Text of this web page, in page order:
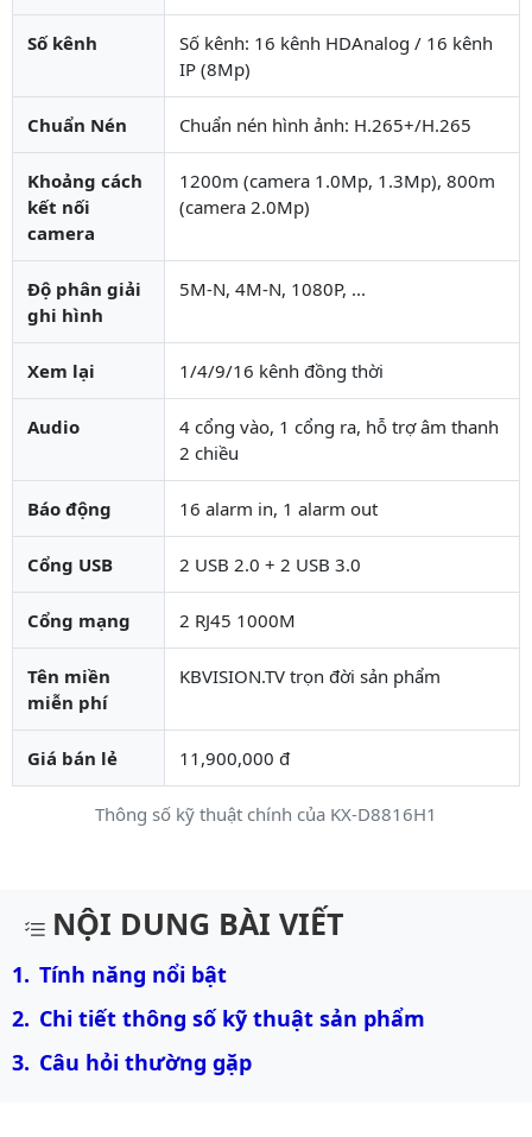
Thông số kỹ thuật chính của KX-D8816H1
Số kênh
Số kênh: 16 kênh HDAnalog / 16 kênh
IP (8Mp)
Chuẩn Nén Chuẩn nén hình ảnh: H.265+/H.265
Khoảng cách
kết nối
camera
1200m (camera 1.0Mp, 1.3Mp), 800m
(camera 2.0Mp)
Độ phân giải
ghi hình
5M-N, 4M-N, 1080P, ...
Xem lại 1/4/9/16 kênh đồng thời
Audio
4 cổng vào, 1 cổng ra, hỗ trợ âm thanh
2 chiều
Báo động 16 alarm in, 1 alarm out
Cổng USB 2 USB 2.0 + 2 USB 3.0
Cổng mạng 2 RJ45 1000M
Tên miền
miễn phí
KBVISION.TV trọn đời sản phẩm
Giá bán lẻ 11,900,000 đ
Mô tả chi tiết sản phẩm
NỘI DUNG BÀI VIẾT
Tính năng nổi bật
Chi tiết thông số kỹ thuật sản phẩm
Câu hỏi thường gặp